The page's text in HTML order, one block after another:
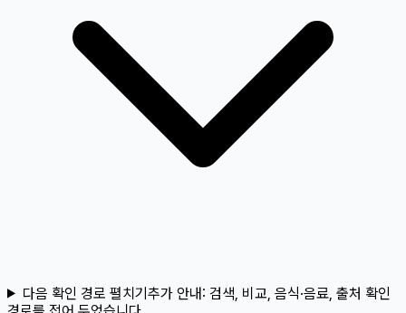
다음 확인 경로 펼치기추가 안내: 검색, 비교, 음식·음료, 출처 확인